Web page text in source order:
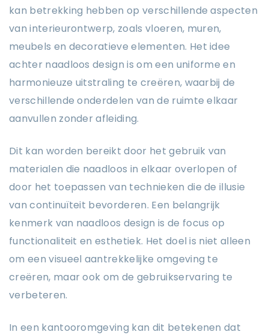
kan betrekking hebben op verschillende aspecten
van interieurontwerp, zoals vloeren, muren,
meubels en decoratieve elementen. Het idee
achter naadloos design is om een uniforme en
harmonieuze uitstraling te creëren, waarbij de
verschillende onderdelen van de ruimte elkaar
aanvullen zonder afleiding.
Dit kan worden bereikt door het gebruik van
materialen die naadloos in elkaar overlopen of
door het toepassen van technieken die de illusie
van continuïteit bevorderen. Een belangrijk
kenmerk van naadloos design is de focus op
functionaliteit en esthetiek. Het doel is niet alleen
om een visueel aantrekkelijke omgeving te
creëren, maar ook om de gebruikservaring te
verbeteren.
In een kantooromgeving kan dit betekenen dat